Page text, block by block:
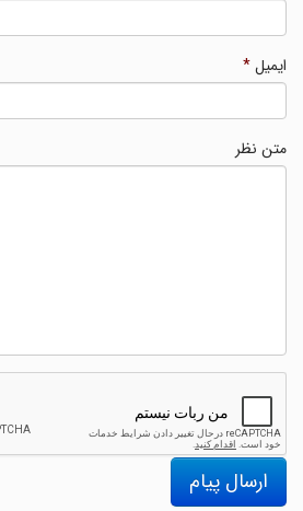
ایمیل*
متن نظر
ارسال پیام